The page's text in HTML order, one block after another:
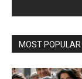
MOST POPULAR